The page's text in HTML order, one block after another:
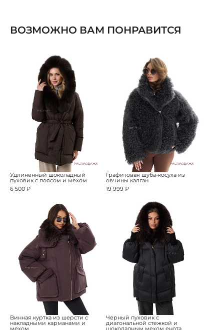
ВОЗМОЖНО ВАМ ПОНРАВИТСЯ
РАСПРОДАЖА
Удлиненный шоколадный
пуховик с поясом и мехом
6 500 ₽
РАСПРОДАЖА
Графитовая шуба-косуха из
овчины калган
19 999 ₽
Винная куртка из шерсти с
накладными карманами и
мехом
Черный пуховик с
диагональной стежкой и
шоколадным мехом енота